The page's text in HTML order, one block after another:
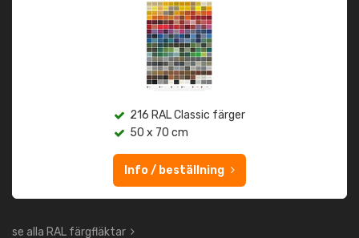
216 RAL Classic färger
50 x 70 cm
Info / beställning
se alla RAL färgfläktar